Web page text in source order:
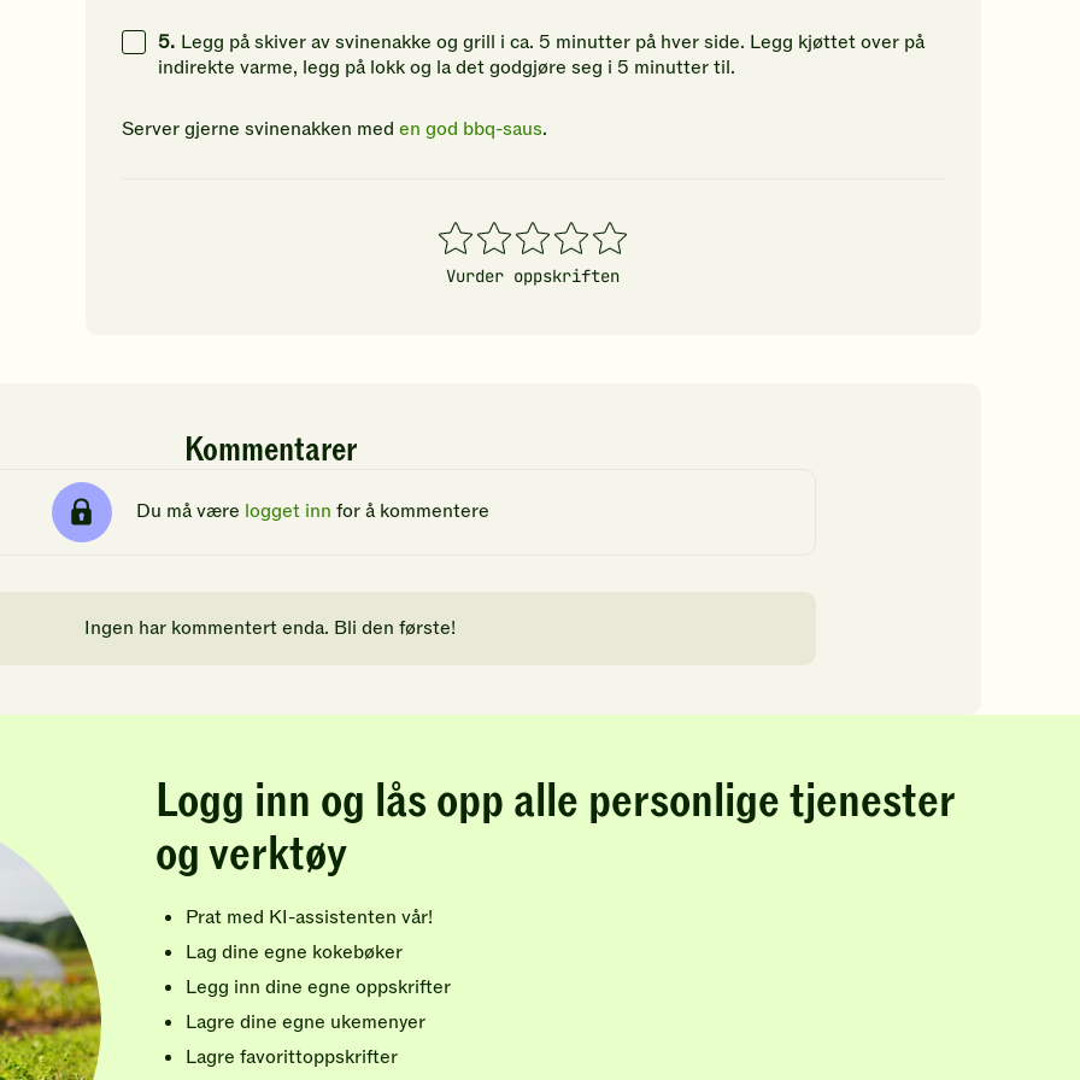
5. Legg på skiver av svinenakke og grill i ca. 5 minutter på hver side. Legg kjøttet over på
indirekte varme, legg på lokk og la det godgjøre seg i 5 minutter til.
Server gjerne svinenakken med en god bbq-saus.
1
stjerner
2
stjerner
3
stjerner
4
stjerner
5
stjerner
Vurder oppskriften
Kommentarer
Du må være logget inn for å kommentere
Ingen har kommentert enda. Bli den første!
Logg inn og lås opp alle personlige tjenester
og verktøy
Prat med KI-assistenten vår!
Lag dine egne kokebøker
Legg inn dine egne oppskrifter
Lagre dine egne ukemenyer
Lagre favorittoppskrifter